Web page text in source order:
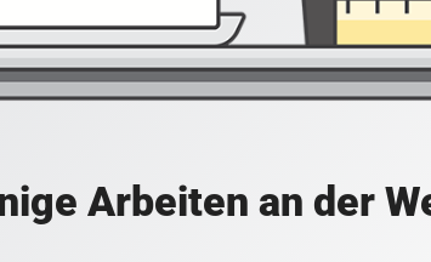
Arbeiten an der